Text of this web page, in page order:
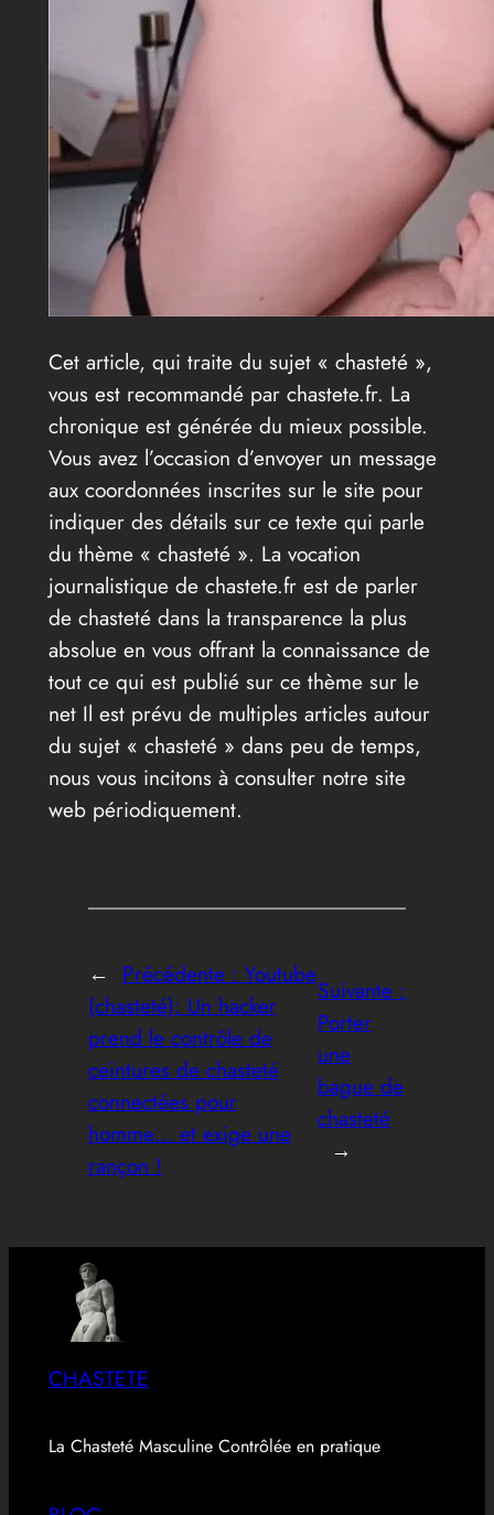
Cet article, qui traite du sujet « chasteté »,
vous est recommandé par chastete.fr. La
chronique est générée du mieux possible.
Vous avez l’occasion d’envoyer un message
aux coordonnées inscrites sur le site pour
indiquer des détails sur ce texte qui parle
du thème « chasteté ». La vocation
journalistique de chastete.fr est de parler
de chasteté dans la transparence la plus
absolue en vous offrant la connaissance de
tout ce qui est publié sur ce thème sur le
net Il est prévu de multiples articles autour
du sujet « chasteté » dans peu de temps,
nous vous incitons à consulter notre site
web périodiquement.
← Précédente : Youtube
(chasteté): Un hacker
prend le contrôle de
ceintures de chasteté
connectées pour
homme… et exige une
rançon !
Suivante :
Porter
une
bague de
chasteté
→
CHASTETE
La Chasteté Masculine Contrôlée en pratique